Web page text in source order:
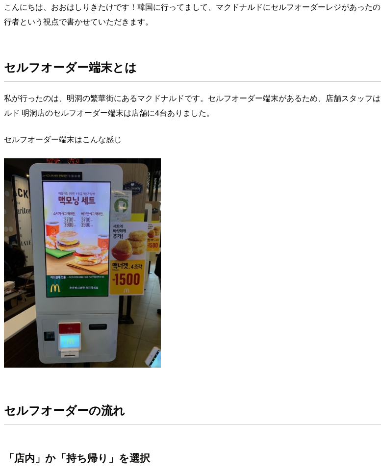
こんにちは、おおはしりきたけです！韓国に行ってまして、マクドナルドにセルフオーダーレジがあっ
行者という視点で書かせていただきます。
セルフオーダー端末とは
私が行ったのは、明洞の繁華街にあるマクドナルドです。セルフオーダー端末があるため、店舗スタッ
ルド 明洞店のセルフオーダー端末は店舗に4台ありました。
セルフオーダー端末はこんな感じ
セルフオーダーの流れ
「店内」か「持ち帰り」を選択